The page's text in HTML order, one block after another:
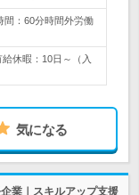
間：60分時間外労働
休暇：10日～（入
気になる
業｜スキルアップ支援